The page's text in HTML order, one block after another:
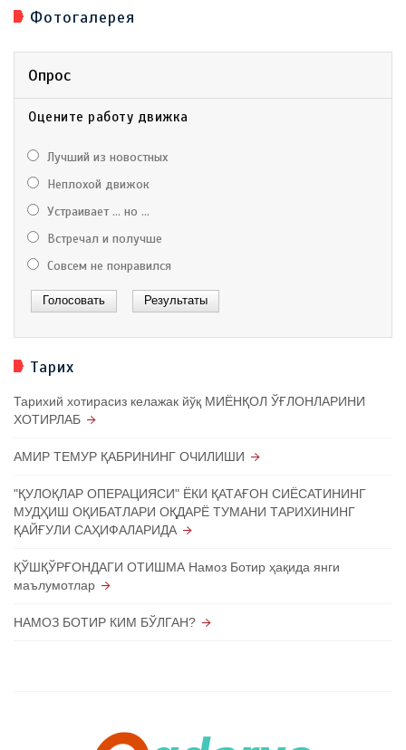
Фотогалерея
Опрос
Оцените работу движка
Лучший из новостных
Неплохой движок
Устраивает ... но ...
Встречал и получше
Совсем не понравился
Тарих
Тарихий хотирасиз келажак йўқ МИЁНҚОЛ ЎҒЛОНЛАРИНИ
ХОТИРЛАБ
АМИР ТЕМУР ҚАБРИНИНГ ОЧИЛИШИ
"ҚУЛОҚЛАР ОПЕРАЦИЯСИ" ЁКИ ҚАТАҒОН СИЁСАТИНИНГ
МУДҲИШ ОҚИБАТЛАРИ ОҚДАРЁ ТУМАНИ ТАРИХИНИНГ
ҚАЙҒУЛИ САҲИФАЛАРИДА
ҚЎШҚЎРҒОНДАГИ ОТИШМА Намоз Ботир ҳақида янги
маълумотлар
НАМОЗ БОТИР КИМ БЎЛГАН?